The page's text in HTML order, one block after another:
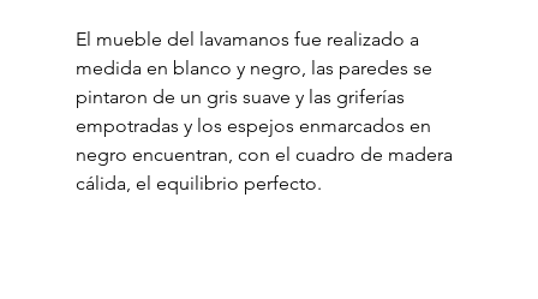
El mueble del lavamanos fue realizado a
medida en blanco y negro, las paredes se
pintaron de un gris suave y las griferías
empotradas y los espejos enmarcados en
negro encuentran, con el cuadro de madera
cálida, el equilibrio perfecto.